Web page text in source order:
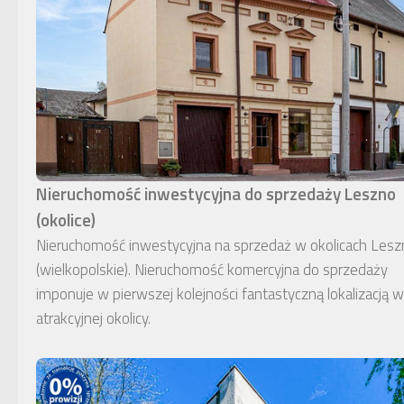
Nieruchomość inwestycyjna do sprzedaży Leszno
(okolice)
Nieruchomość inwestycyjna na sprzedaż w okolicach
(wielkopolskie). Nieruchomość komercyjna do sprzedaży
imponuje w pierwszej kolejności fantastyczną lokalizacją w
atrakcyjnej okolicy.